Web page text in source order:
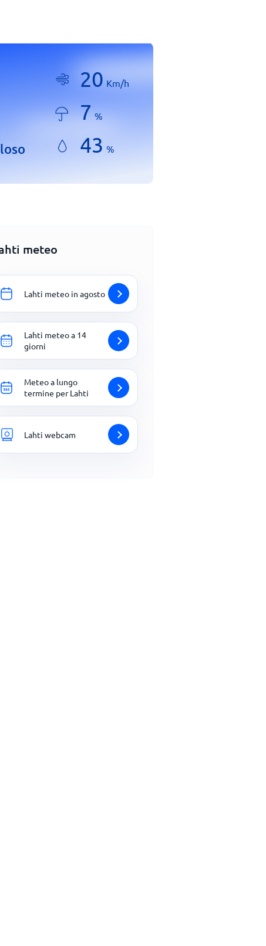
20 Km/h
7 %
43 %
meteo
Lahti meteo in agosto
Lahti meteo a 14
giorni
Meteo a lungo
termine per Lahti
Lahti webcam